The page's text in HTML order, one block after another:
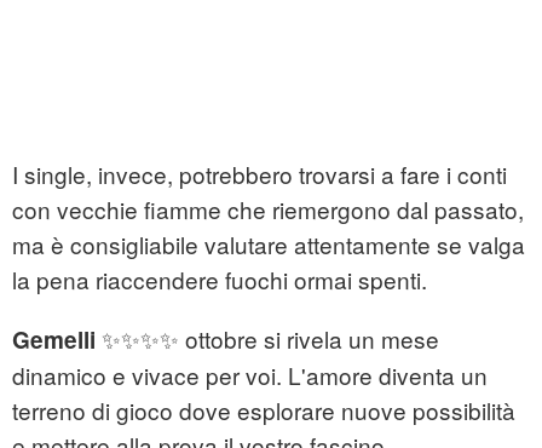
I single, invece, potrebbero trovarsi a fare i conti
con vecchie fiamme che riemergono dal passato,
ma è consigliabile valutare attentamente se valga
la pena riaccendere fuochi ormai spenti.
Gemelli ✨✨✨✨ ottobre si rivela un mese
dinamico e vivace per voi. L'amore diventa un
terreno di gioco dove esplorare nuove possibilità